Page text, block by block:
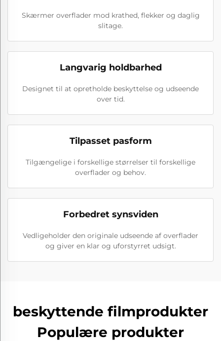
Skærmer overflader mod krathed, flekker og daglig
slitage.
Langvarig holdbarhed
Designet til at opretholde beskyttelse og udseende
over tid.
Tilpasset pasform
Tilgængelige i forskellige størrelser til forskellige
overflader og behov.
Forbedret synsviden
Vedligeholder den originale udseende af overflader
og giver en klar og uforstyrret udsigt.
beskyttende filmprodukter
Populære produkter